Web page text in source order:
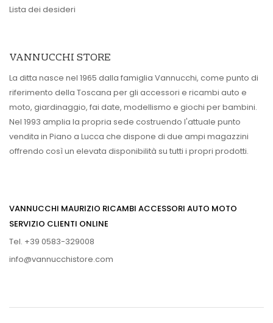
Lista dei desideri
VANNUCCHI STORE
La ditta nasce nel 1965 dalla famiglia Vannucchi, come punto di
riferimento della Toscana per gli accessori e ricambi auto e
moto, giardinaggio, fai date, modellismo e giochi per bambini.
Nel 1993 amplia la propria sede costruendo l'attuale punto
vendita in Piano a Lucca che dispone di due ampi magazzini
offrendo così un elevata disponibilità su tutti i propri prodotti.
VANNUCCHI MAURIZIO RICAMBI ACCESSORI AUTO MOTO
SERVIZIO CLIENTI ONLINE
Tel. +39 0583-329008
info@vannucchistore.com